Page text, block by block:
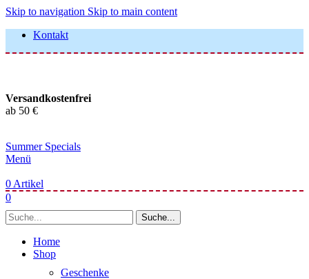
Skip to navigation Skip to main content
Kontakt
Versandkostenfrei
ab 50 €
Summer Specials
Menü
0 Artikel
0
Suche...
Home
Shop
Geschenke